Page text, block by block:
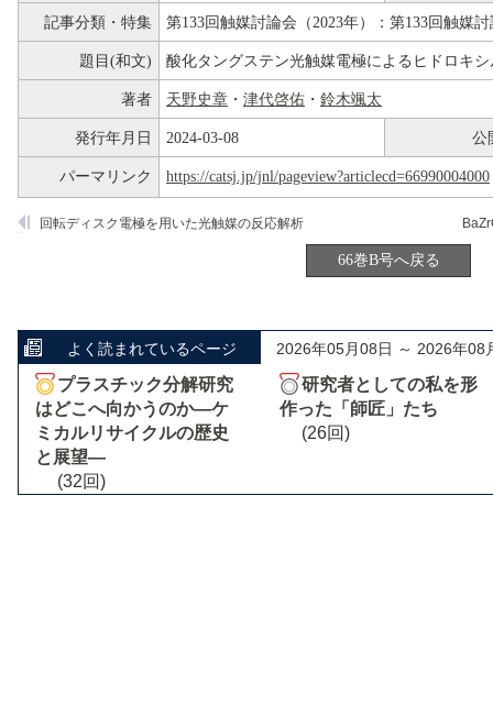
記事分類・特集 第133回触媒討論会（2023年）：第133回触媒
題目(和文) 酸化タングステン光触媒電極によるヒドロキ
著者 天野史章 ・ 津代啓佑 ・ 鈴木颯太
発行年月日 2024-03-08 公
パーマリンク https://catsj.jp/jnl/pageview?articlecd=66990004000
回転ディスク電極を用いた光触媒の反応解析
66巻B号へ戻る
よく読まれているページ 2026年05月08日 ～ 2026年08
プラスチック分解研究
はどこへ向かうのか―ケ
ミカルリサイクルの歴史
と展望―
(32回)
研究者としての私を形
作った「師匠」たち
(26回)